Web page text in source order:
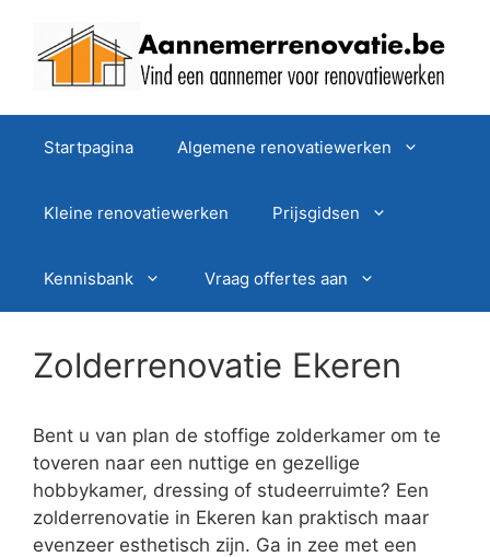
Startpagina Algemene renovatiewerken
Kleine renovatiewerken Prijsgidsen
Kennisbank Vraag offertes aan
Zolderrenovatie Ekeren
Bent u van plan de stoffige zolderkamer om te
toveren naar een nuttige en gezellige
hobbykamer, dressing of studeerruimte? Een
zolderrenovatie in Ekeren kan praktisch maar
evenzeer esthetisch zijn. Ga in zee met een